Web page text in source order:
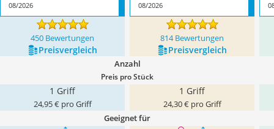
08/2026
08/2026
450 Bewertungen 814 Bewertungen
Preis­vergleich Preis­vergleich
Anzahl
Preis pro Stück
1 Griff
24,95 € pro Griff
1 Griff
24,30 € pro Griff
Geeignet für